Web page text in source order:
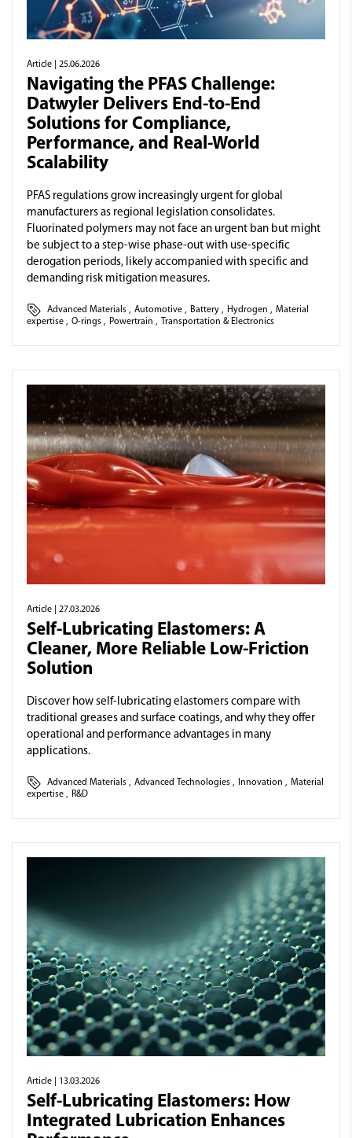
Article | 25.06.2026
Navigating the PFAS Challenge:
Datwyler Delivers End-to-End
Solutions for Compliance,
Performance, and Real-World
Scalability
PFAS regulations grow increasingly urgent for global
manufacturers as regional legislation consolidates.
Fluorinated polymers may not face an urgent ban but might
be subject to a step-wise phase-out with use-specific
derogation periods, likely accompanied with specific and
demanding risk mitigation measures.
Advanced Materials , Automotive , Battery , Hydrogen , Material
expertise , O-rings , Powertrain , Transportation & Electronics
Article | 27.03.2026
Self-Lubricating Elastomers: A
Cleaner, More Reliable Low-Friction
Solution
Discover how self-lubricating elastomers compare with
traditional greases and surface coatings, and why they offer
operational and performance advantages in many
applications.
Advanced Materials , Advanced Technologies , Innovation , Material
expertise , R&D
Article | 13.03.2026
Self-Lubricating Elastomers: How
Integrated Lubrication Enhances